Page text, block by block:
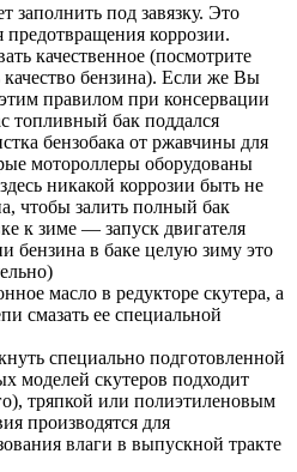
заполнить под завязку. Это
предотвращения коррозии.
качественное (посмотрите
бензина). Если же Вы
правилом при консервации
топливный бак поддался
бензобака от ржавчины для
мотороллеры оборудованы
никакой коррозии быть не
чтобы залить полный бак
к зиме — запуск двигателя
бензина в баке целую зиму это
масло в редукторе скутера, а
смазать ее специальной
специально подготовленной
моделей скутеров подходит
тряпкой или полиэтиленовым
производятся для
влаги в выпускной тракте